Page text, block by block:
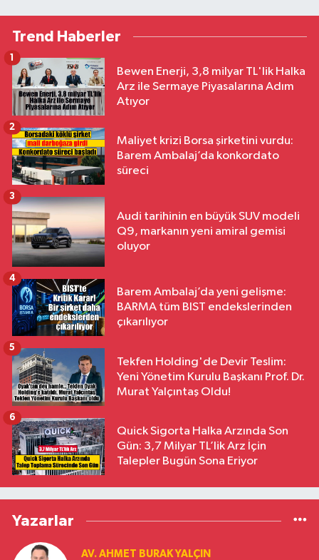
Trend Haberler
Bewen Enerji, 3,8 milyar TL'lik Halka
Arz ile Sermaye Piyasalarına Adım
Atıyor
1
Maliyet krizi Borsa şirketini vurdu:
Barem Ambalaj’da konkordato
süreci
2
Audi tarihinin en büyük SUV modeli
Q9, markanın yeni amiral gemisi
oluyor
3
Barem Ambalaj’da yeni gelişme:
BARMA tüm BIST endekslerinden
çıkarılıyor
4
Tekfen Holding'de Devir Teslim:
Yeni Yönetim Kurulu Başkanı Prof. Dr.
Murat Yalçıntaş Oldu!
5
Quick Sigorta Halka Arzında Son
Gün: 3,7 Milyar TL’lik Arz İçin
Talepler Bugün Sona Eriyor
6
Yazarlar
AV. AHMET BURAK YALÇIN